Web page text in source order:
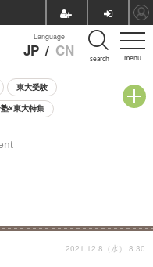
menu
Language
JP / CN search
東大受験
×東大特集
談会
2021.12.8（水） 8:30